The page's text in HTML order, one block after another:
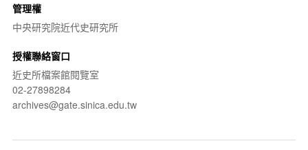
管理權
中央研究院近代史研究所
授權聯絡窗口
近史所檔案館閱覽室
02-27898284
archives@gate.sinica.edu.tw